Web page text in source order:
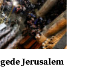
Jerusalem